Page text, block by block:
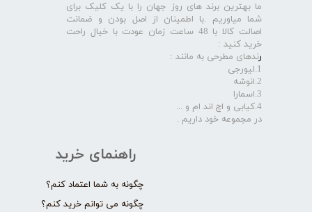
راهنمای خرید
چگونه به شما اعتماد کنم؟
چگونه می توانم خرید کنم؟
ما بهترین برند های روز جهان را با یک کلیک برای
شما میاوریم .با اطمینان از اصل بودن و ضمانت
اصالت کالا با 48 ساعت زمان عودت با خیال راحت
خرید کنید :
رندهای مطرحی به مانند :
1.لیورجی
2.انوشه
3.اسمارا
4.کیابی و اچ اند ام و ...
در مجموعه خود داریم .​​​​​​​